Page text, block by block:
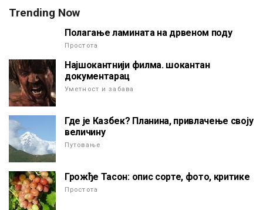
Trending Now
Полагање ламината на дрвеном поду
Простота
Најшокантнији филма. шокантан
документарац
Уметност и забава
Где је Казбек? Планина, привлачење своју
величину
Путовање
Грожђе Тасон: опис сорте, фото, критике
Простота